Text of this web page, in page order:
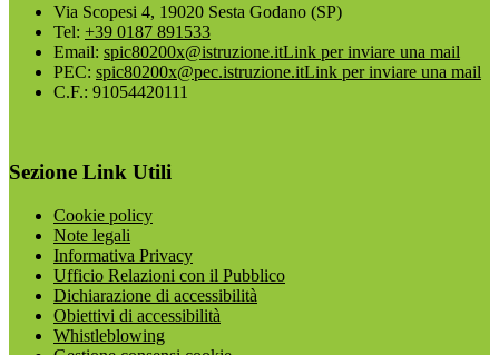
Via Scopesi 4, 19020 Sesta Godano (SP)
Tel: +39 0187 891533
Email: spic80200x@istruzione.itLink per inviare una mail
PEC: spic80200x@pec.istruzione.itLink per inviare una mail
C.F.: 91054420111
Sezione Link Utili
Cookie policy
Note legali
Informativa Privacy
Ufficio Relazioni con il Pubblico
Dichiarazione di accessibilità
Obiettivi di accessibilità
Whistleblowing